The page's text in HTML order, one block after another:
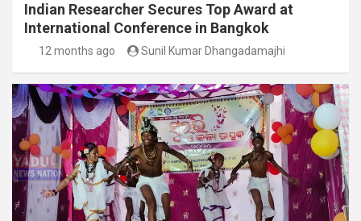
Indian Researcher Secures Top Award at
International Conference in Bangkok
12 months ago Sunil Kumar Dhangadamajhi